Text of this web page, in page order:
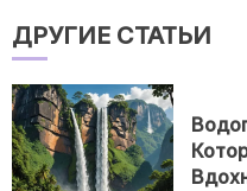
ДРУГИЕ СТАТЬИ